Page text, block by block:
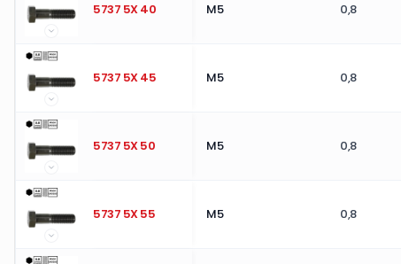
5737 5X 40 M5 0,8
5737 5X 45 M5 0,8
5737 5X 50 M5 0,8
5737 5X 55 M5 0,8